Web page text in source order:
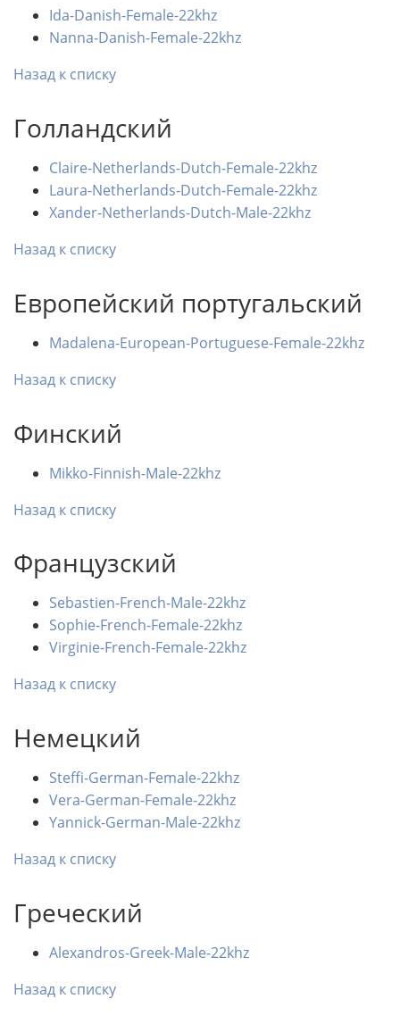
Ida-Danish-Female-22khz
Nanna-Danish-Female-22khz
Назад к списку
Голландский
Claire-Netherlands-Dutch-Female-22khz
Laura-Netherlands-Dutch-Female-22khz
Xander-Netherlands-Dutch-Male-22khz
Назад к списку
Европейский португальский
Madalena-European-Portuguese-Female-22khz
Назад к списку
Финский
Mikko-Finnish-Male-22khz
Назад к списку
Французский
Sebastien-French-Male-22khz
Sophie-French-Female-22khz
Virginie-French-Female-22khz
Назад к списку
Немецкий
Steffi-German-Female-22khz
Vera-German-Female-22khz
Yannick-German-Male-22khz
Назад к списку
Греческий
Alexandros-Greek-Male-22khz
Назад к списку